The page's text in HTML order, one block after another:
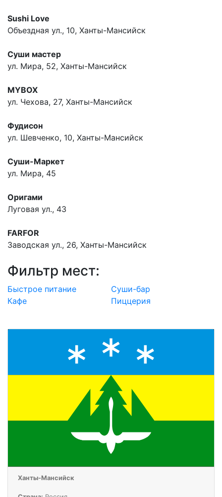
Sushi Love
Объездная ул., 10, Ханты-Мансийск
Суши мастер
ул. Мира, 52, Ханты-Мансийск
MYBOX
ул. Чехова, 27, Ханты-Мансийск
Фудисон
ул. Шевченко, 10, Ханты-Мансийск
Суши-Маркет
ул. Мира, 45
Оригами
Луговая ул., 43
FARFOR
Заводская ул., 26, Ханты-Мансийск
Фильтр мест:
Быстрое питание
Суши-бар
Кафе
Пиццерия
Ханты-Мансийск